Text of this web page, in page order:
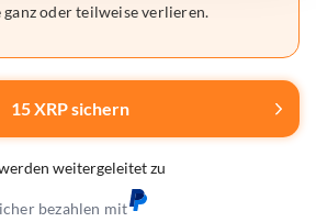
ganz oder teilweise verlieren.
15 XRP sichern
weitergeleitet zu
bezahlen mit